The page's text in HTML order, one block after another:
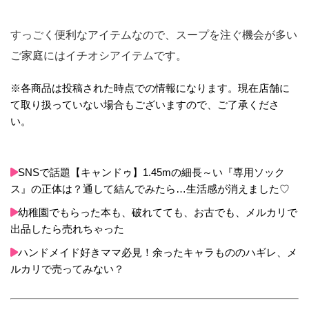
すっごく便利なアイテムなので、スープを注ぐ機会が多い
ご家庭にはイチオシアイテムです。
※各商品は投稿された時点での情報になります。現在店舗に
て取り扱っていない場合もございますので、ご了承くださ
い。
SNSで話題【キャンドゥ】1.45mの細長～い『専用ソック
ス』の正体は？通して結んでみたら…生活感が消えました♡
幼稚園でもらった本も、破れてても、お古でも、メルカリで
出品したら売れちゃった
ハンドメイド好きママ必見！余ったキャラもののハギレ、メ
ルカリで売ってみない？